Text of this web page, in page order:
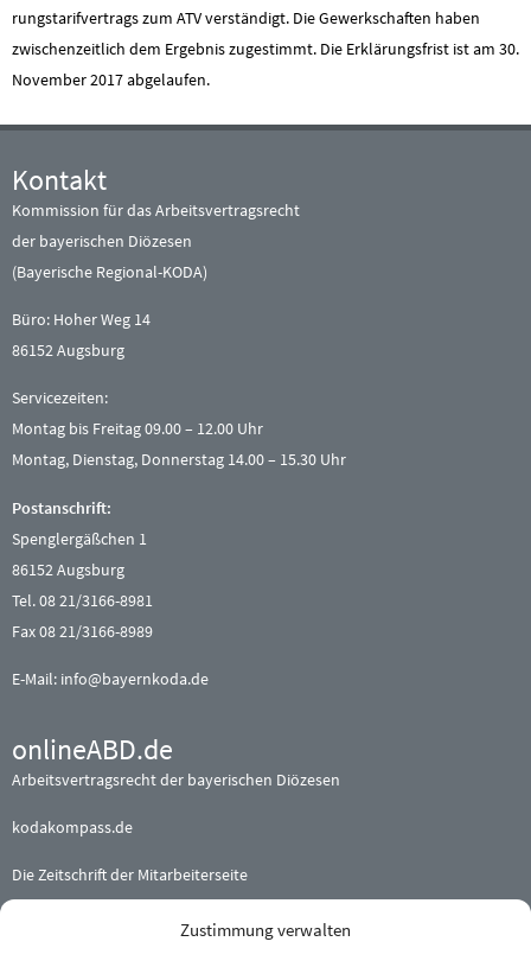
Zustimmung verwalten
rungstarifvertrags zum ATV verständigt. Die Gewerkschaften haben
zwischenzeitlich dem Ergebnis zugestimmt. Die Erklärungsfrist ist am 30.
November 2017 abgelaufen.
Kontakt
Kommission für das Arbeitsvertragsrecht
der bayerischen Diözesen
(Bayerische Regional-KODA)
Büro: Hoher Weg 14
86152 Augsburg
Servicezeiten:
Montag bis Freitag 09.00 – 12.00 Uhr
Montag, Dienstag, Donnerstag 14.00 – 15.30 Uhr
Postanschrift:
Spenglergäßchen 1
86152 Augsburg
Tel. 08 21/3166-8981
Fax 08 21/3166-8989
E-Mail: info@bayernkoda.de
onlineABD.de
Arbeitsvertragsrecht der bayerischen Diözesen
kodakompass.de
Die Zeitschrift der Mitarbeiterseite
Beteiligte (Erz-) Bistümer